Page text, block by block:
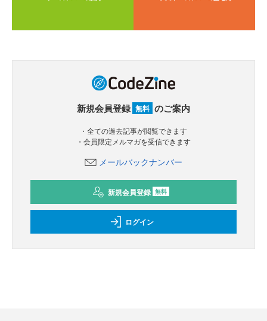
新規会員登録 無料 のご案内
・全ての過去記事が閲覧できます
・会員限定メルマガを受信できます
メールバックナンバー
新規会員登録 無料
ログイン